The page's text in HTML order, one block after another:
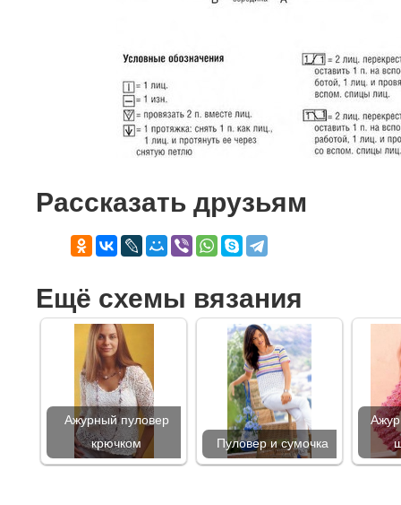
Рассказать друзьям
Ещё схемы вязания
Ажурный пуловер
крючком
Пуловер и сумочка